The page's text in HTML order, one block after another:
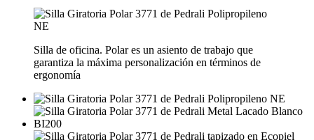
Silla de oficina. Polar es un asiento de trabajo que
garantiza la máxima personalización en términos de
ergonomía